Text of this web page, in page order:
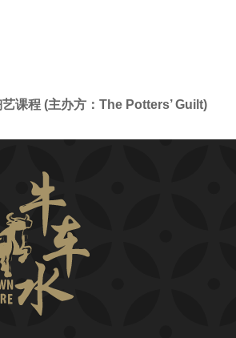
艺课程 (主办方：The Potters’ Guilt)